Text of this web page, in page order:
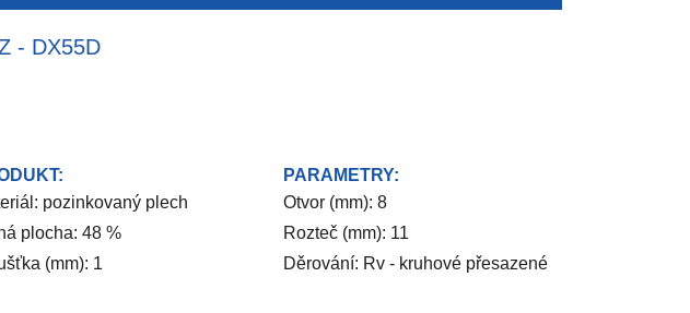
- DX55D
pozinkovaný plech
plocha: 48 %
(mm): 1
PARAMETRY:
Otvor (mm): 8
Rozteč (mm): 11
Děrování: Rv - kruhové přesazené